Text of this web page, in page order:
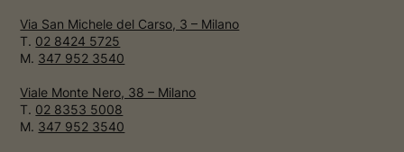
Via San Michele del Carso, 3 – Milano
T. 02 8424 5725
M. 347 952 3540
Viale Monte Nero, 38 – Milano
T. 02 8353 5008
M. 347 952 3540